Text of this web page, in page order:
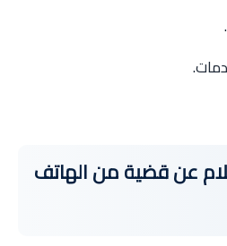
عن قضية من الهاتف